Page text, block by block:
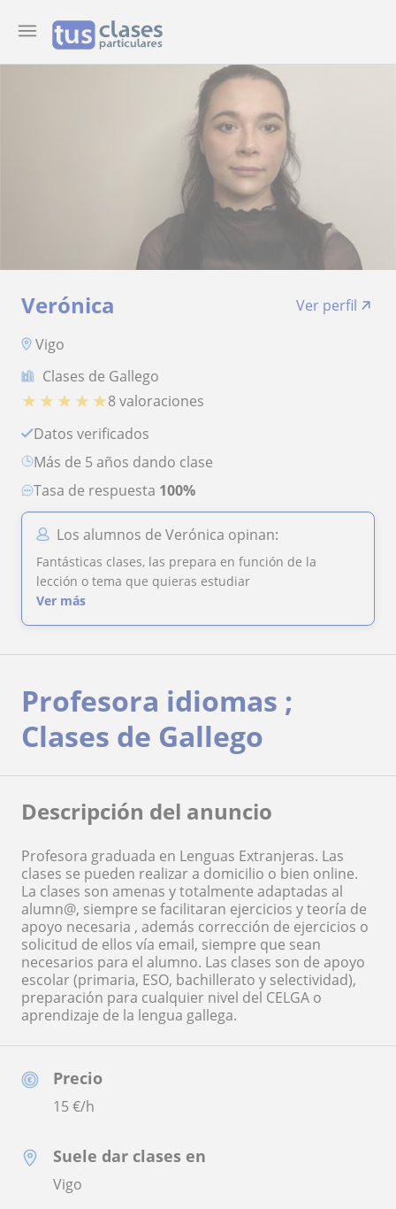
Verónica
Ver perfil
Vigo
Clases de Gallego
★ ★ ★ ★ ★8 valoraciones
Datos verificados
más de 5 años dando clase
Tasa de respuesta 100%
Los alumnos de Verónica opinan:
Fantásticas clases, las prepara en función de la
lección o tema que quieras estudiar
Ver más
Precio
15€/h
Suele dar clases en
Vigo
Profesora idiomas ;
Clases de Gallego
Descripción del anuncio
Profesora graduada en Lenguas Extranjeras. Las
clases se pueden realizar a domicilio o bien online.
La clases son amenas y totalmente adaptadas al
alumn@, siempre se facilitaran ejercicios y teoría de
apoyo necesaria , además corrección de ejercicios o
solicitud de ellos vía email, siempre que sean
necesarios para el alumno. Las clases son de apoyo
escolar (primaria, ESO, bachillerato y selectividad),
preparación para cualquier nivel del CELGA o
aprendizaje de la lengua gallega.